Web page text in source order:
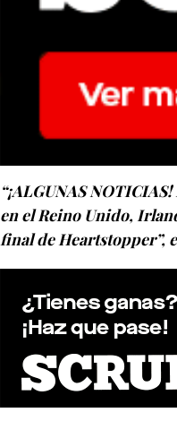
“¡ALGUNAS
en el Reino Unido,
final de Heartstopper”,